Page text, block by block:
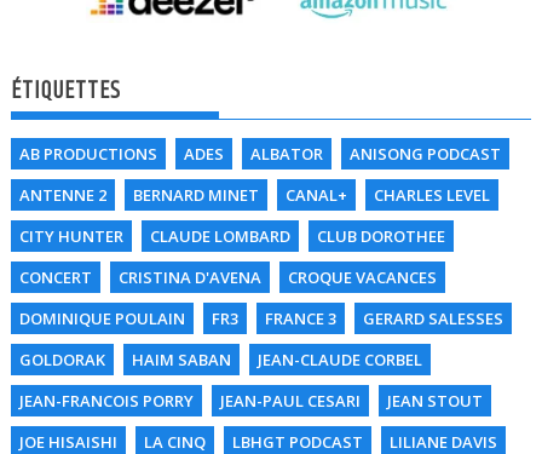
ÉTIQUETTES
AB PRODUCTIONS ADES ALBATOR
ANISONG PODCAST
ANTENNE 2
BERNARD MINET CANAL+
CHARLES LEVEL
CITY HUNTER
CLAUDE LOMBARD
CLUB DOROTHEE
CONCERT
CRISTINA D'AVENA
CROQUE VACANCES
DOMINIQUE POULAIN
FR3 FRANCE 3
GERARD SALESSES
GOLDORAK
HAIM SABAN
JEAN-CLAUDE CORBEL
JEAN-FRANCOIS PORRY
JEAN-PAUL CESARI
JEAN STOUT
JOE HISAISHI
LA CINQ LBHGT PODCAST
LILIANE DAVIS